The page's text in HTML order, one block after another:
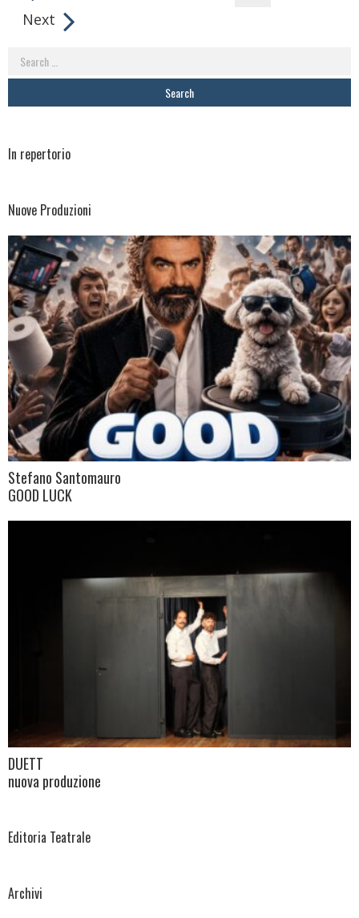
Next
Search
for:
In repertorio
Nuove Produzioni
Stefano Santomauro
GOOD LUCK
DUETT
nuova produzione
Editoria Teatrale
Archivi